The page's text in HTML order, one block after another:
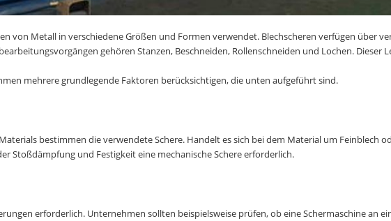
von Metall in verschiedene Größen und Formen verwendet. Blechscheren verfügen über
gehören Stanzen, Beschneiden, Rollenschneiden und Lochen. Dieser
mehrere grundlegende Faktoren berücksichtigen, die unten aufgeführt sind.
bestimmen die verwendete Schere. Handelt es sich bei dem Material um Feinblech
Stoßdämpfung und Festigkeit eine mechanische Schere erforderlich.
erforderlich. Unternehmen sollten beispielsweise prüfen, ob eine Schermaschine an